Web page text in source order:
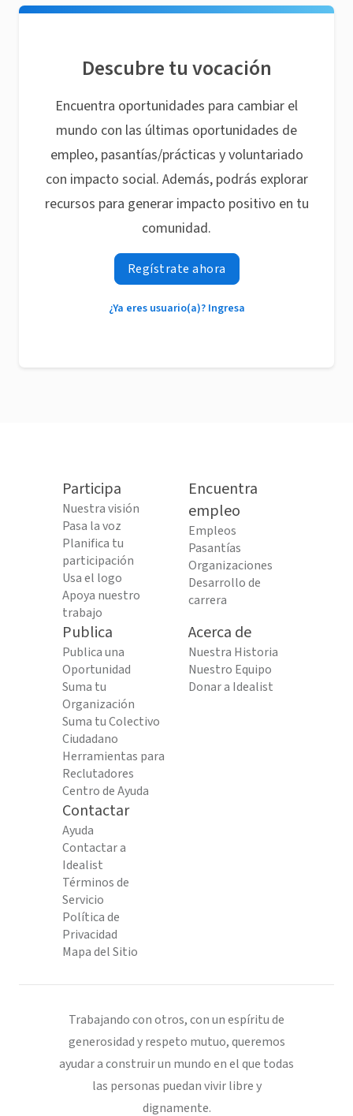
Descubre tu vocación
Encuentra oportunidades para cambiar el
mundo con las últimas oportunidades de
empleo, pasantías/prácticas y voluntariado
con impacto social. Además, podrás explorar
recursos para generar impacto positivo en tu
comunidad.
Regístrate ahora
¿Ya eres usuario(a)? Ingresa
Participa
Nuestra visión
Pasa la voz
Planifica tu
participación
Usa el logo
Apoya nuestro
trabajo
Encuentra
empleo
Empleos
Pasantías
Organizaciones
Desarrollo de
carrera
Publica
Publica una
Oportunidad
Suma tu
Organización
Suma tu Colectivo
Ciudadano
Herramientas para
Reclutadores
Centro de Ayuda
Acerca de
Nuestra Historia
Nuestro Equipo
Donar a Idealist
Contactar
Ayuda
Contactar a
Idealist
Términos de
Servicio
Política de
Privacidad
Mapa del Sitio
Trabajando con otros, con un espíritu de
generosidad y respeto mutuo, queremos
ayudar a construir un mundo en el que todas
las personas puedan vivir libre y
dignamente.